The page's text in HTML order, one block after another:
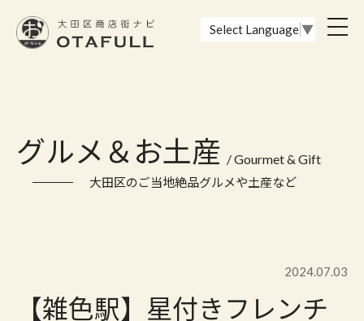
Select Language ▼
グルメ＆お土産 / Gourmet & Gift
大田区のご当地絶品グルメや土産など
2024.07.03
【雑色駅】星付きフレンチ